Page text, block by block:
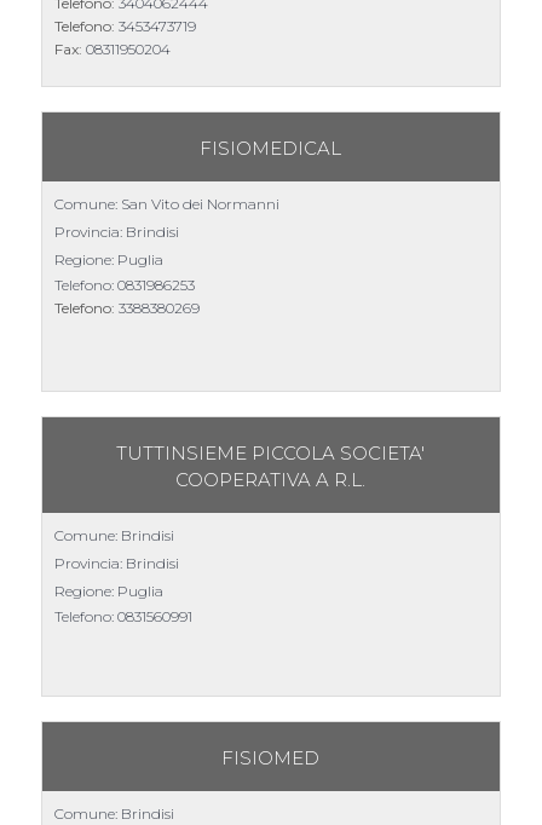
Telefono: 3453473719
Fax: 08311950204
FISIOMEDICAL
Comune: San Vito dei Normanni
Provincia: Brindisi
Regione: Puglia
Telefono: 0831986253
Telefono: 3388380269
TUTTINSIEME PICCOLA SOCIETA'
COOPERATIVA A R.L.
Comune: Brindisi
Provincia: Brindisi
Regione: Puglia
Telefono: 0831560991
FISIOMED
Comune: Brindisi